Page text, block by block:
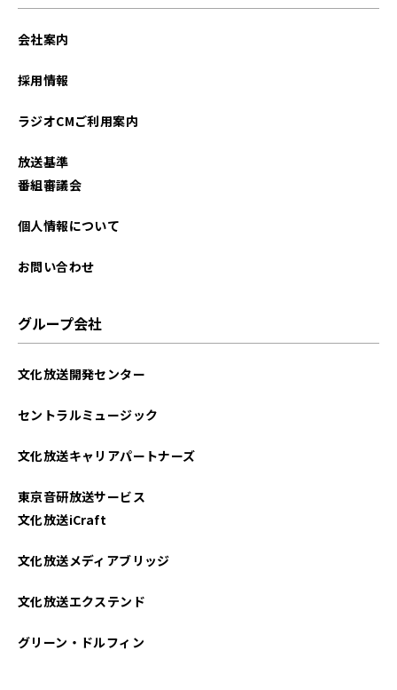
会社案内
採用情報
ラジオCMご利用案内
放送基準
番組審議会
個人情報について
お問い合わせ
グループ会社
文化放送開発センター
セントラルミュージック
文化放送キャリアパートナーズ
東京音研放送サービス
文化放送iCraft
文化放送メディアブリッジ
文化放送エクステンド
グリーン・ドルフィン